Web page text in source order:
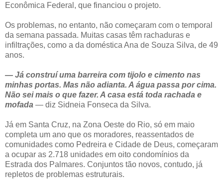
Econômica Federal, que financiou o projeto.
Os problemas, no entanto, não começaram com o temporal
da semana passada. Muitas casas têm rachaduras e
infiltrações, como a da doméstica Ana de Souza Silva, de 49
anos.
— Já construí uma barreira com tijolo e cimento nas
minhas portas. Mas não adianta. A água passa por cima.
Não sei mais o que fazer. A casa está toda rachada e
mofada — diz Sidneia Fonseca da Silva.
Já em Santa Cruz, na Zona Oeste do Rio, só em maio
completa um ano que os moradores, reassentados de
comunidades como Pedreira e Cidade de Deus, começaram
a ocupar as 2.718 unidades em oito condomínios da
Estrada dos Palmares. Conjuntos tão novos, contudo, já
repletos de problemas estruturais.